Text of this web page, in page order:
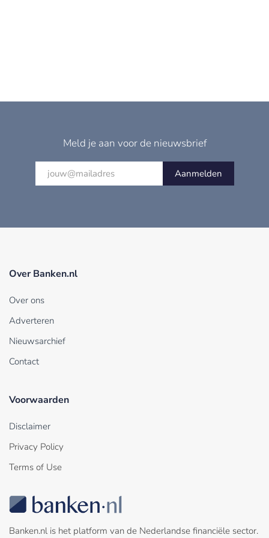
Meld je aan voor de nieuwsbrief
Aanmelden
Over Banken.nl
Over ons
Adverteren
Nieuwsarchief
Contact
Voorwaarden
Disclaimer
Privacy Policy
Terms of Use
Banken.nl is het platform van de Nederlandse financiële sector.